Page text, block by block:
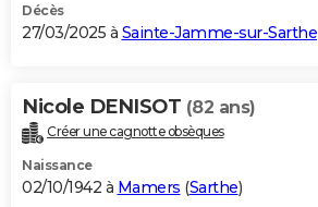
Décès
27/03/2025 à Sainte-Jamme-sur-Sarthe
Nicole DENISOT (82 ans)
Créer une cagnotte obsèques
Naissance
02/10/1942 à Mamers (Sarthe)